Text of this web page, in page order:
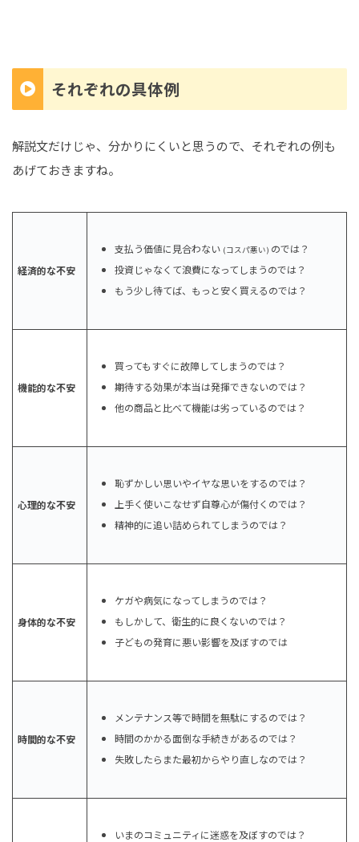
それぞれの具体例
解説文だけじゃ、分かりにくいと思うので、それぞれの例も
あげておきますね。
経済的な不安
支払う価値に見合わない (コスパ悪い) のでは？
投資じゃなくて浪費になってしまうのでは？
もう少し待てば、もっと安く買えるのでは？
機能的な不安
買ってもすぐに故障してしまうのでは？
期待する効果が本当は発揮できないのでは？
他の商品と比べて機能は劣っているのでは？
心理的な不安
恥ずかしい思いやイヤな思いをするのでは？
上手く使いこなせず自尊心が傷付くのでは？
精神的に追い詰められてしまうのでは？
身体的な不安
ケガや病気になってしまうのでは？
もしかして、衛生的に良くないのでは？
子どもの発育に悪い影響を及ぼすのでは
時間的な不安
メンテナンス等で時間を無駄にするのでは？
時間のかかる面倒な手続きがあるのでは？
失敗したらまた最初からやり直しなのでは？
いまのコミュニティに迷惑を及ぼすのでは？